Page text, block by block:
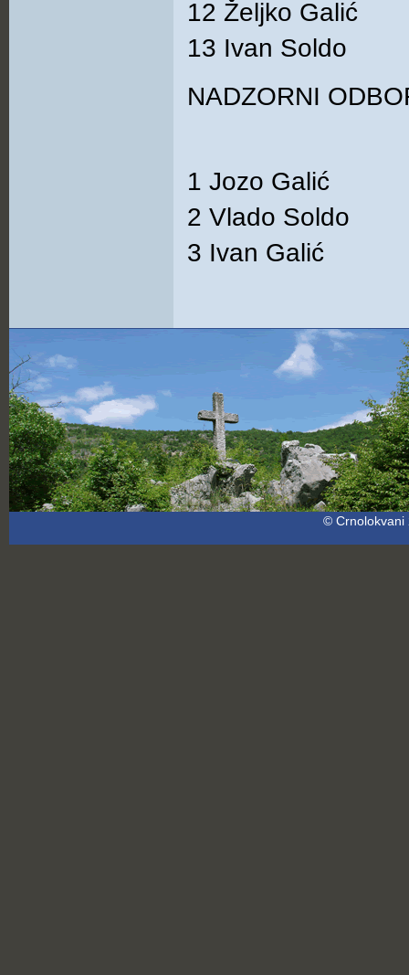
12 Željko Galić
13 Ivan Soldo
NADZORNI
1 Jozo Galić
2 Vlado Soldo
3 Ivan Galić
©